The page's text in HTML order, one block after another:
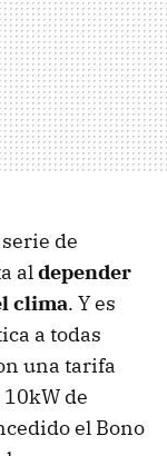
de
aldepender
clima. Y es
a todas
una tarifa
de
el Bono